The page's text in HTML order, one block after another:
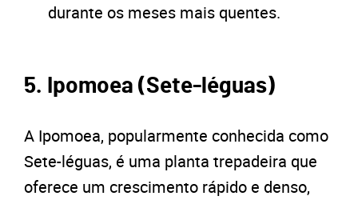
durante os meses mais quentes.
5. Ipomoea (Sete-léguas)
A Ipomoea, popularmente conhecida como
Sete-léguas, é uma planta trepadeira que
oferece um crescimento rápido e denso,